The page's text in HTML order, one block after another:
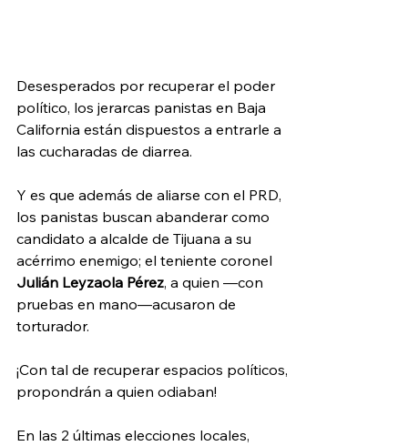
Desesperados por recuperar el poder
político, los jerarcas panistas en Baja
California están dispuestos a entrarle a
las cucharadas de diarrea.
Y es que además de aliarse con el PRD,
los panistas buscan abanderar como
candidato a alcalde de Tijuana a su
acérrimo enemigo; el teniente coronel
Julián Leyzaola Pérez, a quien —con
pruebas en mano—acusaron de
torturador.
¡Con tal de recuperar espacios políticos,
propondrán a quien odiaban!
En las 2 últimas elecciones locales,